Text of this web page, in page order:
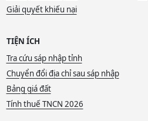
Giải quyết khiếu nại
TIỆN ÍCH
Tra cứu sáp nhập tỉnh
Chuyển đổi địa chỉ sau sáp nhập
Bảng giá đất
Tính thuế TNCN 2026